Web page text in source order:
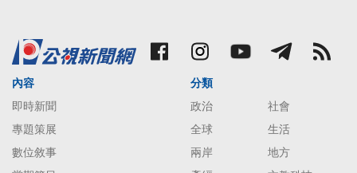
內容
即時新聞
專題策展
數位敘事
分類
政治
社會
全球
生活
兩岸
地方